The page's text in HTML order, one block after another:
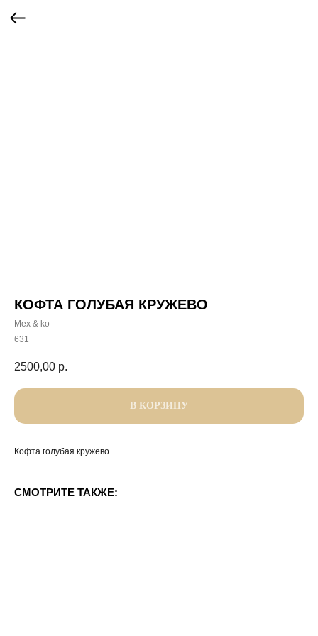
КОФТА ГОЛУБАЯ КРУЖЕВО
Mex & ko
631
2500,00 р.
В КОРЗИНУ
Кофта голубая кружево
СМОТРИТЕ ТАКЖЕ: